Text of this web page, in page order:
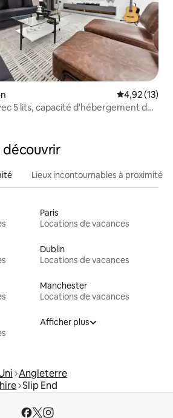
Évaluation
4,92 (13)
5 lits, capacité d'hébergement de
découvrir
Lieux incontournables à proximité
Paris
Locations de vacances
Dublin
Locations de vacances
Manchester
Locations de vacances
Afficher plus
Angleterre
Slip End